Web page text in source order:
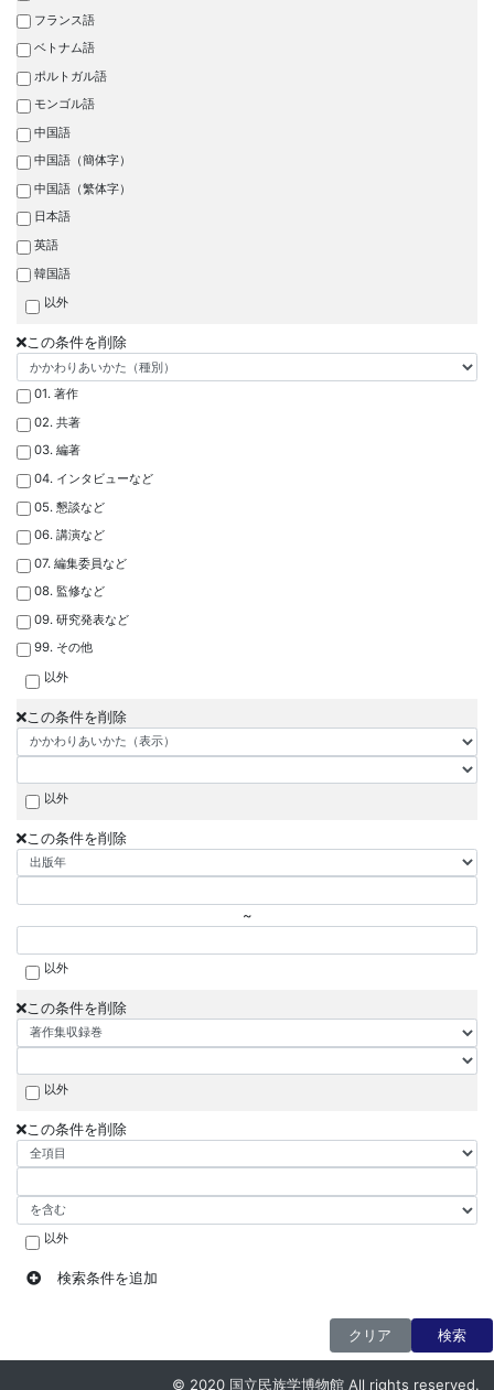
フランス語
ベトナム語
ポルトガル語
モンゴル語
中国語
中国語（簡体字）
中国語（繁体字）
日本語
英語
韓国語
以外
この条件を削除
01. 著作
02. 共著
03. 編著
04. インタビューなど
05. 懇談など
06. 講演など
07. 編集委員など
08. 監修など
09. 研究発表など
99. その他
以外
この条件を削除
以外
この条件を削除
~
以外
この条件を削除
以外
この条件を削除
以外
検索条件を追加
クリア 検索
© 2020 国立民族学博物館 All rights reserved.